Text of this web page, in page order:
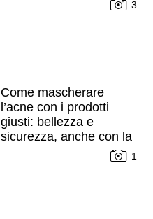
3
Come mascherare
l’acne con i prodotti
giusti: bellezza e
sicurezza, anche con la
1